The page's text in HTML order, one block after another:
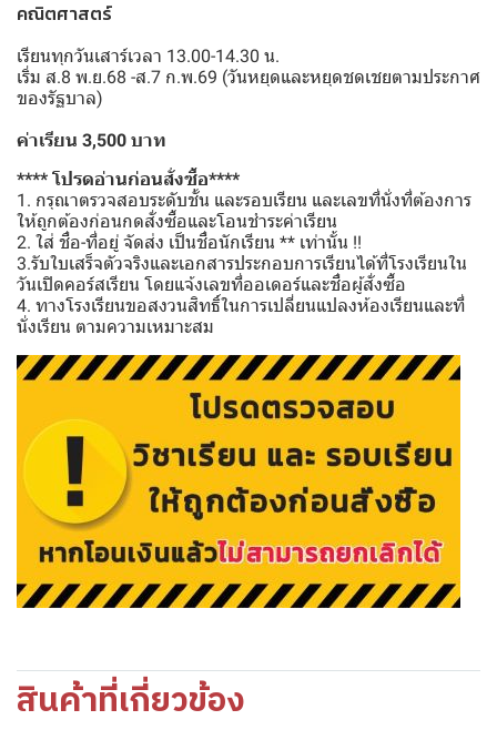
คณิตศาสตร์
เรียนทุกวันเสาร์เวลา 13.00-14.30 น.
เริ่ม ส.8 พ.ย.68 -ส.7 ก.พ.69 (วันหยุดและหยุดชดเชยตามประกาศ
ของรัฐบาล)
ค่าเรียน 3,500 บาท
**** โปรดอ่านก่อนสั่งซื้อ****
1. กรุณาตรวจสอบระดับชั้น และรอบเรียน และเลขที่นั่งที่ต้องการ
ให้ถูกต้องก่อนกดสั่งซื้อและโอนชำระค่าเรียน
2. ใส่ ชื่อ-ที่อยู่ จัดส่ง เป็นชื่อนักเรียน ** เท่านั้น !!
3.รับใบเสร็จตัวจริงและเอกสารประกอบการเรียนได้ที่โรงเรียนใน
วันเปิดคอร์สเรียน โดยแจ้งเลขที่ออเดอร์และชื่อผู้สั่งซื้อ
4. ทางโรงเรียนขอสงวนสิทธิ์ในการเปลี่ยนแปลงห้องเรียนและที่
นั่งเรียน ตามความเหมาะสม
สินค้าที่เกี่ยวข้อง